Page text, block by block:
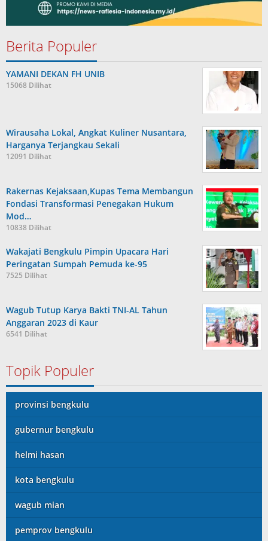
Berita Populer
YAMANI DEKAN FH UNIB
15068 Dilihat
Wirausaha Lokal, Angkat Kuliner Nusantara,
Harganya Terjangkau Sekali
12091 Dilihat
Rakernas Kejaksaan,Kupas Tema Membangun
Fondasi Transformasi Penegakan Hukum
Mod…
10838 Dilihat
Wakajati Bengkulu Pimpin Upacara Hari
Peringatan Sumpah Pemuda ke-95
7525 Dilihat
Wagub Tutup Karya Bakti TNI-AL Tahun
Anggaran 2023 di Kaur
6541 Dilihat
Topik Populer
provinsi bengkulu
gubernur bengkulu
helmi hasan
kota bengkulu
wagub mian
pemprov bengkulu